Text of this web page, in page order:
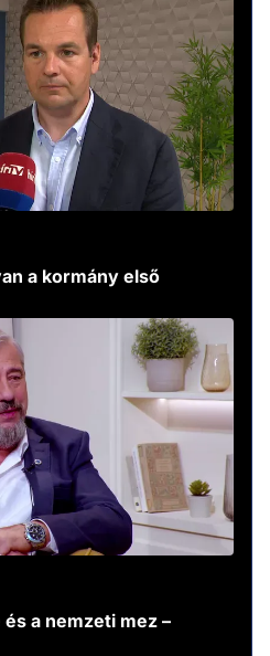
a kormány első
a nemzeti mez –